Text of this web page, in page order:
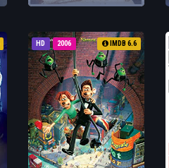
HD 2006 IMDB 6.6